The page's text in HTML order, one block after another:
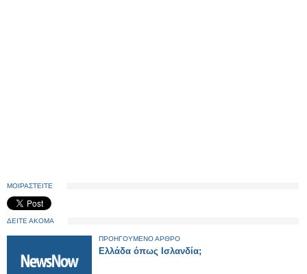
ΜΟΙΡΑΣΤΕΙΤΕ
ΔΕΙΤΕ ΑΚΟΜΑ
ΠΡΟΗΓΟΥΜΕΝΟ ΑΡΘΡΟ
Ελλάδα όπως Ισλανδία;